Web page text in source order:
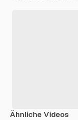
Ähnliche Videos